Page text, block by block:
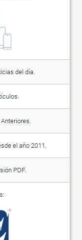
del día.
el año 2011.
PDF.